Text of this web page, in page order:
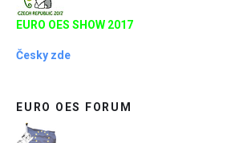
EURO OES SHOW 2017
Česky zde
EURO OES FORUM